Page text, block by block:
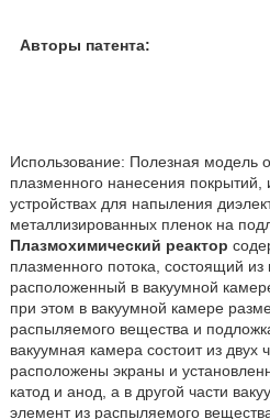
Авторы патента:
Использование: Полезная модель
плазменного нанесения
устройствах для напыления
металлизированных пленок на
Плазмохимический реактор
плазменного потока, состоящий из
расположенный в вакуумной
при этом в вакуумной камере
распыляемого вещества и
вакуумная камера состоит из двух
расположены экраны и
катод и анод, а в другой части
элемент из распыляемого